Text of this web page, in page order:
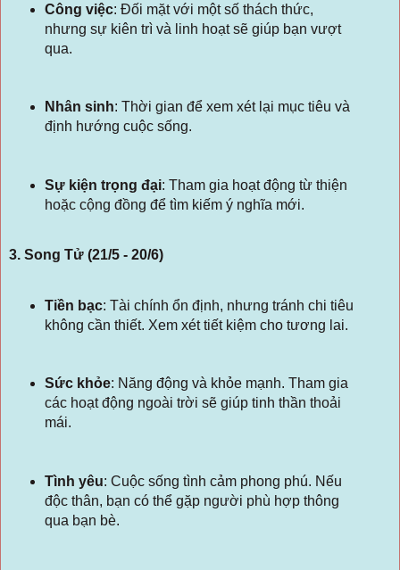
Công việc: Đối mặt với một số thách thức,
nhưng sự kiên trì và linh hoạt sẽ giúp bạn vượt
qua.
Nhân sinh: Thời gian để xem xét lại mục tiêu và
định hướng cuộc sống.
Sự kiện trọng đại: Tham gia hoạt động từ thiện
hoặc cộng đồng để tìm kiếm ý nghĩa mới.
3. Song Tử (21/5 - 20/6)
Tiền bạc: Tài chính ổn định, nhưng tránh chi tiêu
không cần thiết. Xem xét tiết kiệm cho tương lai.
Sức khỏe: Năng động và khỏe mạnh. Tham gia
các hoạt động ngoài trời sẽ giúp tinh thần thoải
mái.
Tình yêu: Cuộc sống tình cảm phong phú. Nếu
độc thân, bạn có thể gặp người phù hợp thông
qua bạn bè.